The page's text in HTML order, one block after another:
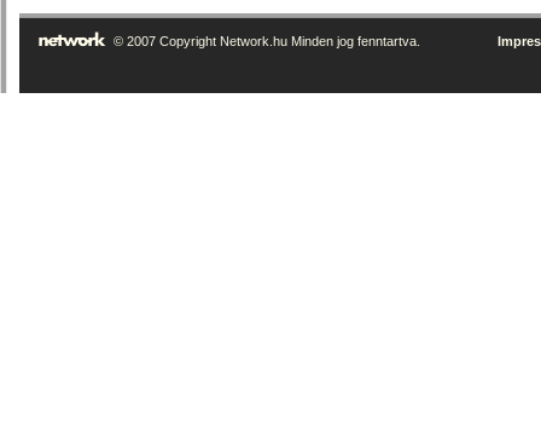
© 2007 Copyright Network.hu Minden jog fenntartva.